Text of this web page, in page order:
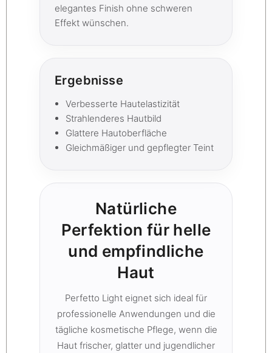
elegantes Finish ohne schweren
Effekt wünschen.
Ergebnisse
Verbesserte Hautelastizität
Strahlenderes Hautbild
Glattere Hautoberfläche
Gleichmäßiger und gepflegter Teint
Natürliche
Perfektion für helle
und empfindliche
Haut
Perfetto Light eignet sich ideal für
professionelle Anwendungen und die
tägliche kosmetische Pflege, wenn die
Haut frischer, glatter und jugendlicher